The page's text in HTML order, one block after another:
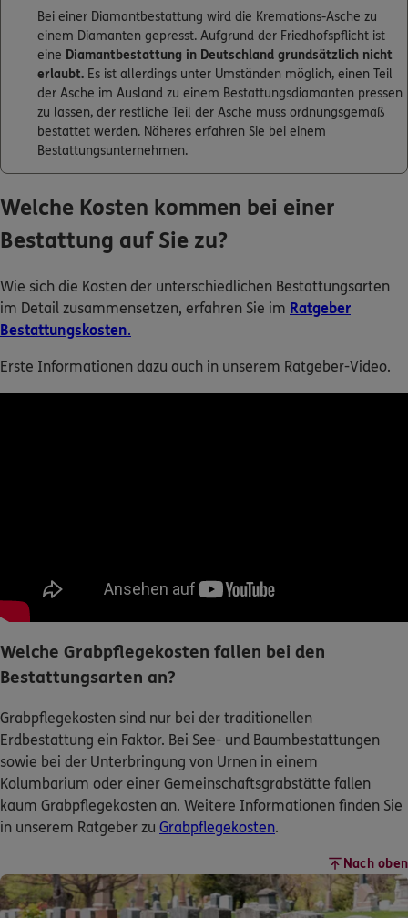
Bei einer Diamantbestattung wird die Kremations-Asche zu
einem Diamanten gepresst. Aufgrund der Friedhofspflicht ist
eine Diamantbestattung in Deutschland grundsätzlich nicht
erlaubt. Es ist allerdings unter Umständen möglich, einen Teil
der Asche im Ausland zu einem Bestattungsdiamanten pressen
zu lassen, der restliche Teil der Asche muss ordnungsgemäß
bestattet werden. Näheres erfahren Sie bei einem
Bestattungsunternehmen.
Welche Kosten kommen bei einer
Bestattung auf Sie zu?
Wie sich die Kosten der unterschiedlichen Bestattungsarten
im Detail zusammensetzen, erfahren Sie im Ratgeber
Bestattungskosten.
Erste Informationen dazu auch in unserem Ratgeber-Video.
Welche Grabpflegekosten fallen bei den
Bestattungsarten an?
Grabpflegekosten sind nur bei der traditionellen
Erdbestattung ein Faktor. Bei See- und Baumbestattungen
sowie bei der Unterbringung von Urnen in einem
Kolumbarium oder einer Gemeinschaftsgrabstätte fallen
kaum Grabpflegekosten an. Weitere Informationen finden Sie
in unserem Ratgeber zu Grabpflegekosten.
Nach oben